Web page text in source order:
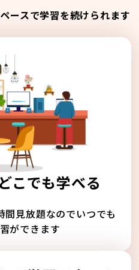
ースで学習を続けられます
こでも学べる
見放題なのでいつでも
ができます